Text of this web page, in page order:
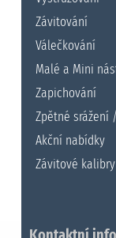
Závitování
Válečkování
Malé a Mini
Zapichování
Zpětné srážení
Akční nabídky
Závitové kalibry